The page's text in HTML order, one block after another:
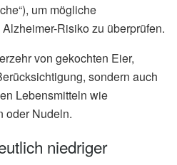
um mögliche
Risiko zu überprüfen.
von gekochten Eier,
sondern auch
Lebensmitteln wie
oder Nudeln.
niedriger